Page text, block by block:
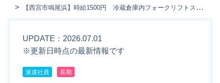
【西宮市鳴尾浜】時給1500円 冷蔵倉庫内フォークリフトスタッフ 土日祝休みで長期安定の現場です！
UPDATE：2026.07.01
※更新日時点の最新情報です
派遣社員 長期